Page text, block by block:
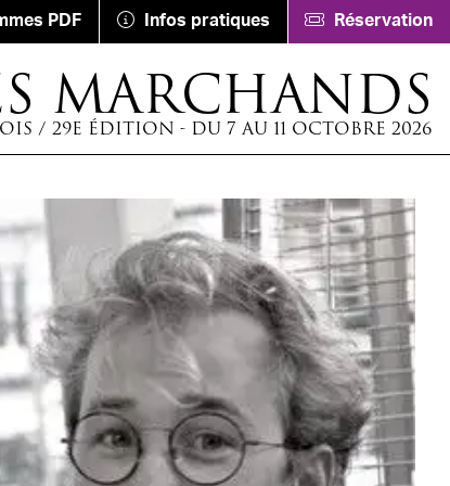
PDF Infos pratiques Réservation
MARCHANDS
/ 29E ÉDITION - DU 7 AU 11 OCTOBRE 2026